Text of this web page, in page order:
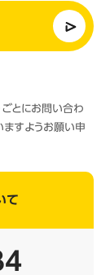
ごとにお問い合わ
ますようお願い申
て